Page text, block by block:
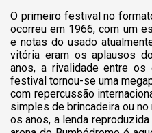
O primeiro festival no
ocorreu em 1966, com um
e notas do usado
vitória eram os aplausos
anos, a rivalidade entre
festival tornou-se uma
com repercussão
simples de brincadeira ou
os anos, a lenda